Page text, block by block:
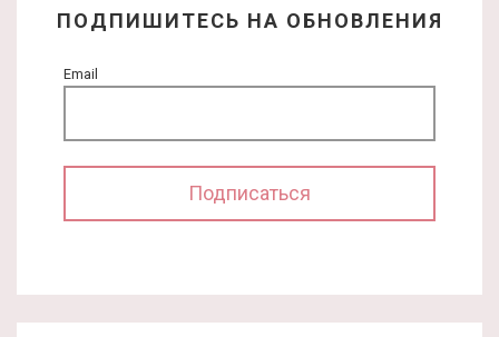
ПОДПИШИТЕСЬ НА ОБНОВЛЕНИЯ
Email